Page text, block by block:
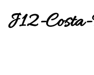
J12-